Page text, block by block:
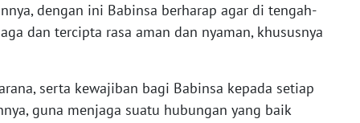
dengan ini Babinsa berharap agar di tengah-
dan tercipta rasa aman dan nyaman, khususnya
serta kewajiban bagi Babinsa kepada setiap
guna menjaga suatu hubungan yang baik